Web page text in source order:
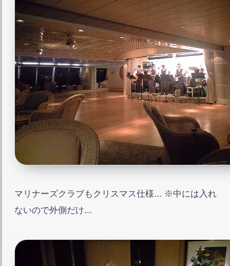
マリナーズクラブもクリスマス仕様... ※中には入れ
ないので外側だけ...